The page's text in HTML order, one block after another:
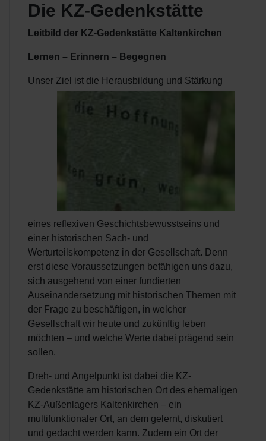
Die KZ-Gedenkstätte
Leitbild der KZ-Gedenkstätte Kaltenkirchen
Lernen – Erinnern – Begegnen
Unser Ziel ist die Herausbildung und Stärkung
eines reflexiven Geschichtsbewusstseins und
einer historischen Sach- und
Werturteilskompetenz in der Gesellschaft. Denn
erst diese Voraussetzungen befähigen uns dazu,
sich ausgehend von einer fundierten
Auseinandersetzung mit historischen Themen mit
der Frage zu beschäftigen, in welcher
Gesellschaft wir heute und zukünftig leben
möchten – und welche Werte dabei prägend sein
sollen.
Dreh- und Angelpunkt ist dabei die KZ-
Gedenkstätte am historischen Ort des ehemaligen
KZ-Außenlagers Kaltenkirchen – ein
multifunktionaler Ort, an dem gelernt, diskutiert
und gedacht werden kann. Zudem ein Ort der